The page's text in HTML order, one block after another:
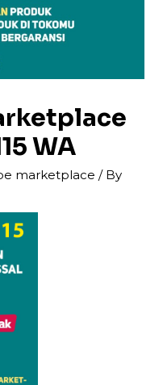
WA
marketplace / By